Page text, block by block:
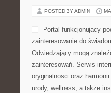
POSTED BY ADMIN
Portal funkcjonujący
zainteresowanie do
Odwiedzający mogą
zainteresowań. Serwis
oryginalności oraz
urody, wellness, a także